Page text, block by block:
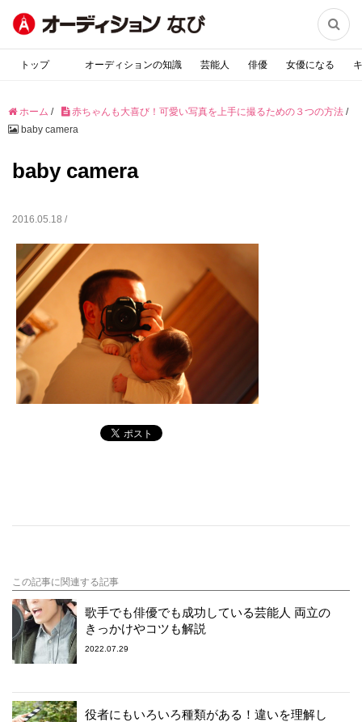

トップ オーディションの知識 芸能人 俳優 女優になる
ホーム / 赤ちゃんも大喜び！可愛い写真を上手に撮るための３つの方法 /
baby camera
baby camera
2016.05.18 /
この記事に関連する記事
歌手でも俳優でも成功している芸能人 両立の
きっかけやコツも解説
2022.07.29
役者にもいろいろ種類がある！違いを理解し